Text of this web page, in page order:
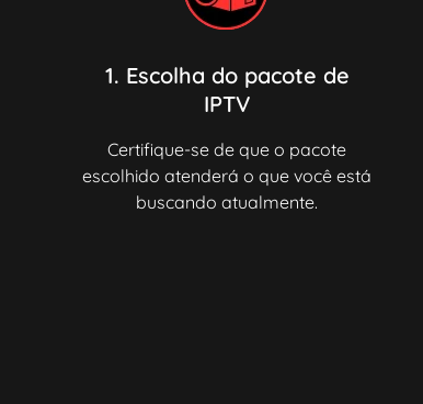
1. Escolha do pacote de
IPTV
Certifique-se de que o pacote
escolhido atenderá o que você está
buscando atualmente.